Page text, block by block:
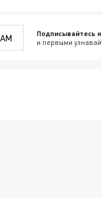
Подписывайтесь
и первыми